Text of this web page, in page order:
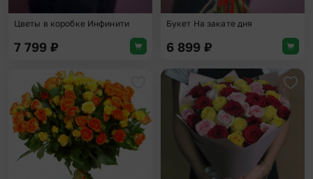
Цветы в коробке Инфинити
7 799 ₽
Букет На закате дня
6 899 ₽
Добавить в избранное